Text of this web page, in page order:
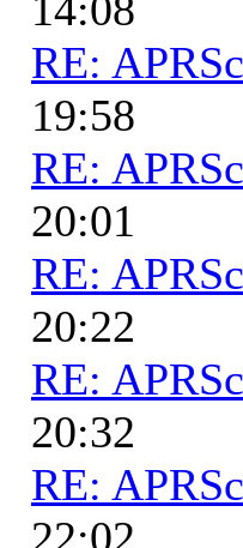
RE:
19:58
RE:
20:01
RE:
20:22
RE:
20:32
RE:
22:02